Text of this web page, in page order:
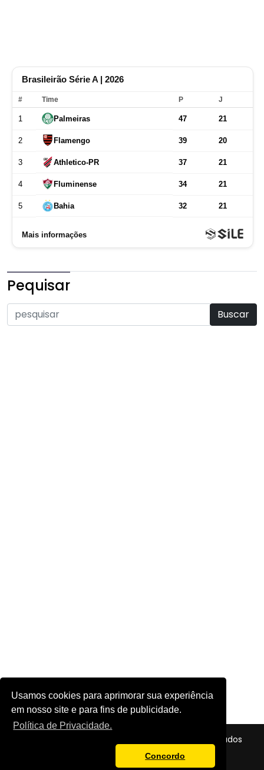
Usamos cookies para aprimorar sua experiência
em nosso site e para fins de publicidade.
Política de Privacidade.
Concordo
Pequisar
© 2026 - Futebol em Foco - Todos os direitos reservados